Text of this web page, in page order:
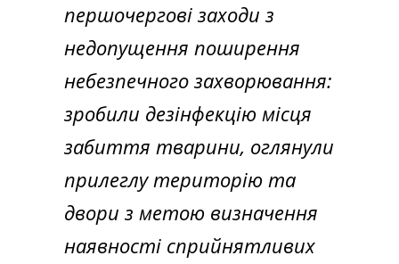
першочергові заходи з
недопущення поширення
небезпечного захворювання:
зробили дезінфекцію місця
забиття тварини, оглянули
прилеглу територію та
двори з метою визначення
наявності сприйнятливих